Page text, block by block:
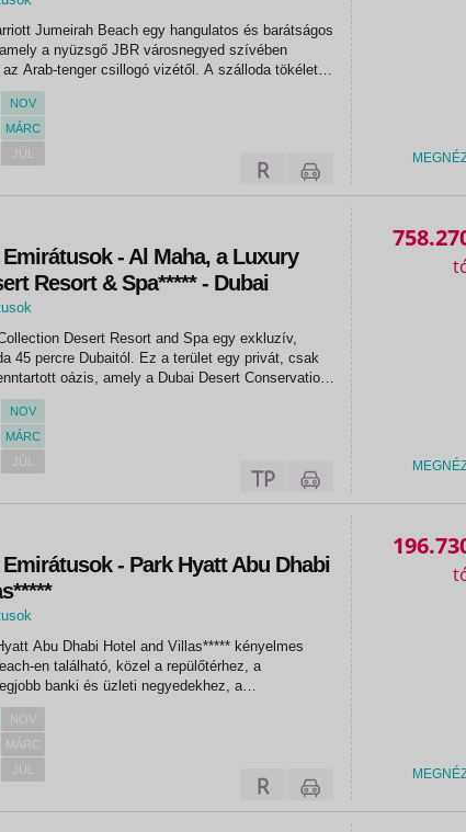
Jumeirah Beach egy hangulatos és barátságos
a nyüzsgő JBR városnegyed szívében
Arab-tenger csillogó vizétől. A szálloda tökéletes
akik kényelmes és megfizethető tengerparti
NOV
MÁRC
JÚL
- Al Maha, a Luxury
Resort & Spa***** - Dubai
Desert Resort and Spa egy exkluzív,
45 percre Dubaitól. Ez a terület egy privát, csak
oázis, amely a Dubai Desert Conservation
smaragdzöld lombkoronái és ikonikus
NOV
MÁRC
JÚL
- Park Hyatt Abu Dhabi
Abu Dhabi Hotel and Villas***** kényelmes
en található, közel a repülőtérhez, a
banki és üzleti negyedekhez, a
látványosságokhoz, és pár percre a
így a...
NOV
MÁRC
JÚL